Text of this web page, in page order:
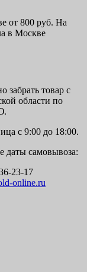
от 800 руб. На
в Москве
забрать товар с
области по
с 9:00 до 18:00.
даты самовывоза:
23-17
online.ru